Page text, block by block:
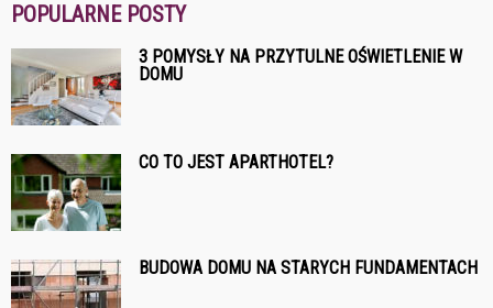
POPULARNE POSTY
3 POMYSŁY NA PRZYTULNE OŚWIETLENIE W
DOMU
CO TO JEST APARTHOTEL?
BUDOWA DOMU NA STARYCH FUNDAMENTACH